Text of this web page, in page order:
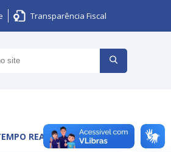
Transparência Fiscal
REAL